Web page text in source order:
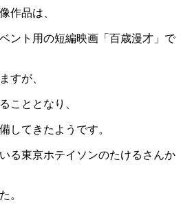
作品は、
ント用の短編映画「百歳漫才」で
すが、
こととなり、
してきたようです。
る東京ホテイソンのたけるさんか
。